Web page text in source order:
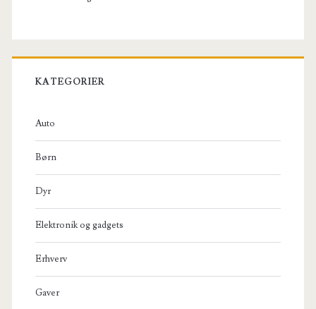
KATEGORIER
Auto
Børn
Dyr
Elektronik og gadgets
Erhverv
Gaver